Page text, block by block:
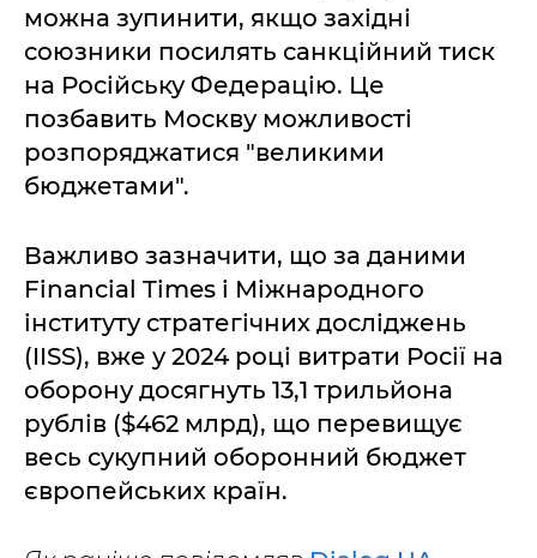
можна зупинити, якщо західні
союзники посилять санкційний тиск
на Російську Федерацію. Це
позбавить Москву можливості
розпоряджатися "великими
бюджетами".
Важливо зазначити, що за даними
Financial Times і Міжнародного
інституту стратегічних досліджень
(IISS), вже у 2024 році витрати Росії на
оборону досягнуть 13,1 трильйона
рублів ($462 млрд), що перевищує
весь сукупний оборонний бюджет
європейських країн.